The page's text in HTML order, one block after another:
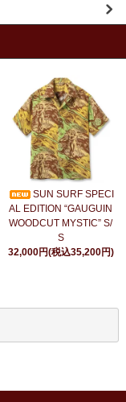
SUN SURF SPECI
AL EDITION “GAUGUIN
WOODCUT MYSTIC” S/
S
32,000円(税込35,200円)